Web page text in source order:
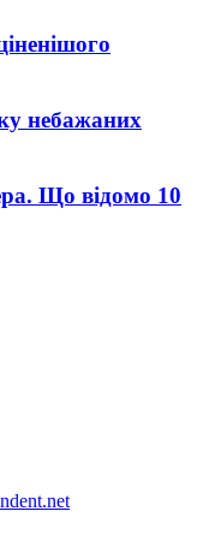
небажаних
Що відомо 10